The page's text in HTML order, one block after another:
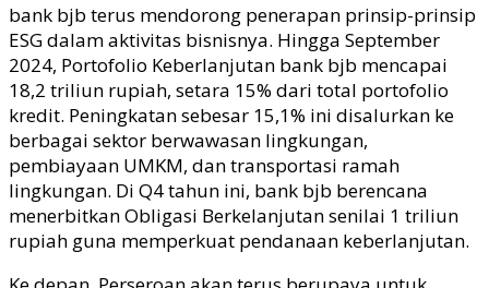
bank bjb terus mendorong penerapan prinsip-prinsip
ESG dalam aktivitas bisnisnya. Hingga September
2024, Portofolio Keberlanjutan bank bjb mencapai
18,2 triliun rupiah, setara 15% dari total portofolio
kredit. Peningkatan sebesar 15,1% ini disalurkan ke
berbagai sektor berwawasan lingkungan,
pembiayaan UMKM, dan transportasi ramah
lingkungan. Di Q4 tahun ini, bank bjb berencana
menerbitkan Obligasi Berkelanjutan senilai 1 triliun
rupiah guna memperkuat pendanaan keberlanjutan.